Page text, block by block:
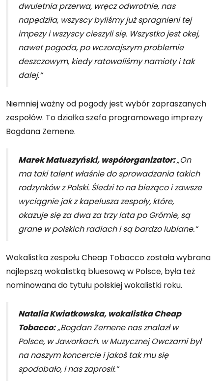
dwuletnia przerwa, wręcz odwrotnie, nas
napędziła, wszyscy byliśmy już spragnieni tej
impezy i wszyscy cieszyli się. Wszystko jest okej,
nawet pogoda, po wczorajszym problemie
deszczowym, kiedy ratowaliśmy namioty i tak
dalej.“
Niemniej ważny od pogody jest wybór zapraszanych
zespołów. To działka szefa programowego imprezy
Bogdana Zemene.
Marek Matuszyński, współorganizator:„On
ma taki talent właśnie do sprowadzania takich
rodzynków z Polski. Śledzi to na bieżąco i zawsze
wyciągnie jak z kapelusza zespoły, które,
okazuje się za dwa za trzy lata po Grómie, są
grane w polskich radiach i są bardzo lubiane.“
Wokalistka zespołu Cheap Tobacco została wybrana
najlepszą wokalistką bluesową w Polsce, była też
nominowana do tytułu polskiej wokalistki roku.
Natalia Kwiatkowska, wokalistka Cheap
Tobacco:„Bogdan Zemene nas znalazł w
Polsce, w Jaworkach. w Muzycznej Owczarni był
na naszym koncercie i jakoś tak mu się
spodobało, i nas zaprosił.“